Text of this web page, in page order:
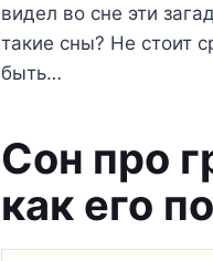
видел во сне эти
такие сны? Не стоит
быть…
Сон про
как его